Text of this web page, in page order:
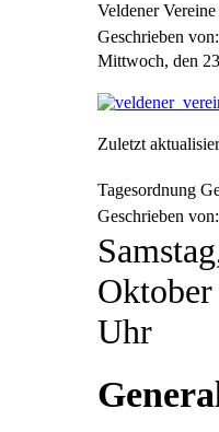
Veldener
Geschrieben
Mittwoch, den
Zuletzt
Tagesordnung
Geschrieben
Uhr